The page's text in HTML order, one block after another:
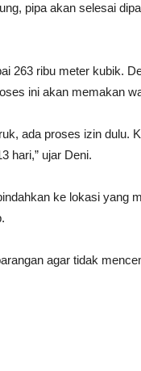
pipa akan selesai
263 ribu meter kubik.
ini akan memakan
ada proses izin dulu.
hari,” ujar Deni.
ke lokasi yang
agar tidak